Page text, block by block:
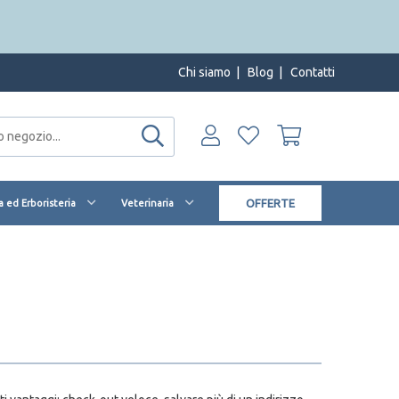
Chi siamo Blog Contatti
ed Erboristeria Veterinaria OFFERTE